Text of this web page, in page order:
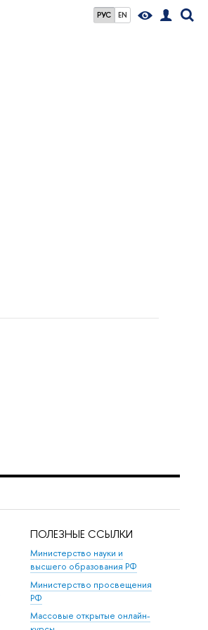
РУС EN
ПОЛЕЗНЫЕ ССЫЛКИ
Министерство науки и
высшего образования РФ
Министерство просвещения
РФ
Массовые открытые онлайн-